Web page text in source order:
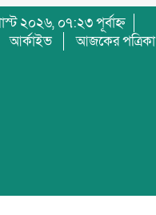
২০২৬, ০৭:২৩ পূর্বাহ্ন
আর্কাইভ আজকের পত্রিকা